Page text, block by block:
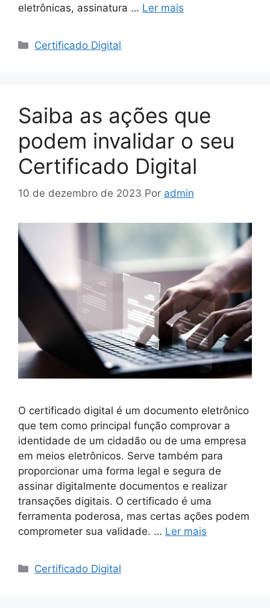
eletrônicas, assinatura … Ler mais
Certificado Digital
Saiba as ações que
podem invalidar o seu
Certificado Digital
10 de dezembro de 2023 Por admin
O certificado digital é um documento eletrônico
que tem como principal função comprovar a
identidade de um cidadão ou de uma empresa
em meios eletrônicos. Serve também para
proporcionar uma forma legal e segura de
assinar digitalmente documentos e realizar
transações digitais. O certificado é uma
ferramenta poderosa, mas certas ações podem
comprometer sua validade. … Ler mais
Certificado Digital